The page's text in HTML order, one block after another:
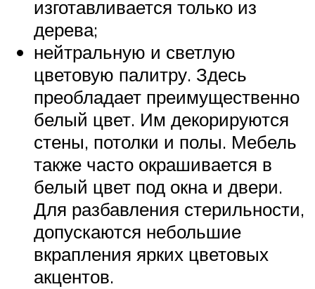
изготавливается только из
дерева;
нейтральную и светлую
цветовую палитру. Здесь
преобладает преимущественно
белый цвет. Им декорируются
стены, потолки и полы. Мебель
также часто окрашивается в
белый цвет под окна и двери.
Для разбавления стерильности,
допускаются небольшие
вкрапления ярких цветовых
акцентов.